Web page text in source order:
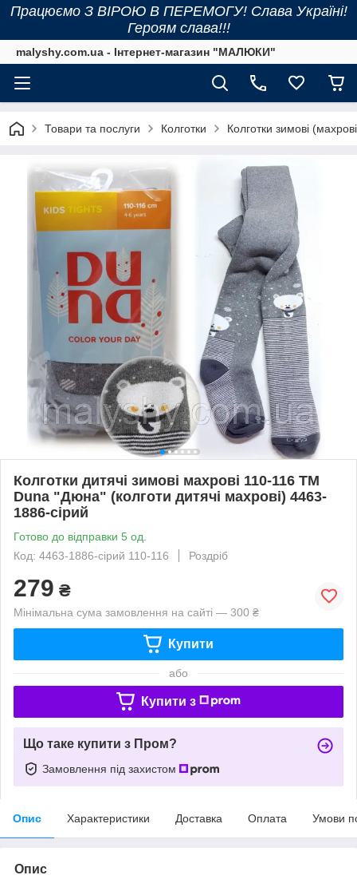
Працюємо З ВІРОЮ В ПЕРЕМОГУ! Слава Україні!
Героям слава!!!
malyshy.com.ua - Інтернет-магазин "МАЛЮКИ"
Товари та послуги Колготки Колготки зимові
Колготки дитячі зимові махрові 110-116 ТМ
Duna "Дюна" (колготи дитячі махрові) 4463-
1886-сірий
Готово до відправки 5 од.
Код: 4463-1886-сірий 110-116
Роздріб
279 ₴
Мінімальна сума замовлення на сайті — 300 ₴
Купити
або
Купити з
Що таке купити з Пром?
Замовлення під захистом
Опис Характеристики Доставка Оплата Умови
Опис